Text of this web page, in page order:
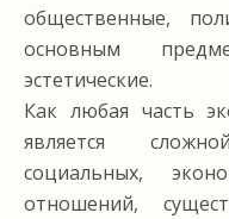
общественные,
основным
эстетические.
Как любая часть
является
социальных,
отношений,